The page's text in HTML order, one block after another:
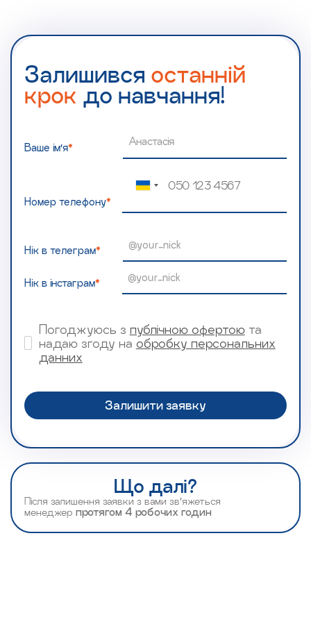
Залишився останній
крок до навчання!
Ваше ім’я*
Номер телефону*
Нік в телеграм*
Нік в інстаграм*
Погоджуюсь з публічною офертоюта
надаю згоду на обробку персональних
данних
Що далі?
Після залишення заявки з вами зв’яжеться
менеджер протягом 4 робочих годин